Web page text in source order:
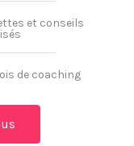
et conseils
de coaching